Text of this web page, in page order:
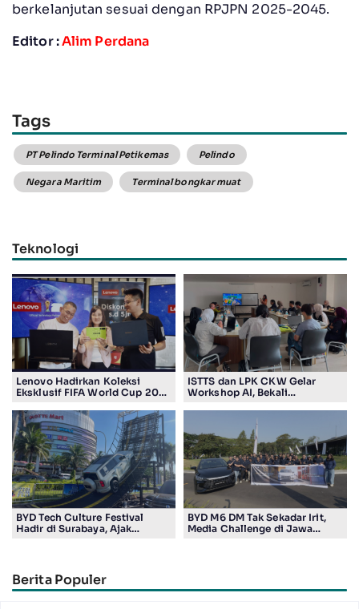
berkelanjutan sesuai dengan RPJPN 2025-2045.
Editor :Alim Perdana
Tags
PT Pelindo Terminal Petikemas Pelindo
Negara Maritim Terminal bongkar muat
Teknologi
Lenovo Hadirkan Koleksi
Eksklusif FIFA World Cup 2026
Penggemar Teknologi dan
Sepak Bola
ISTTS dan LPK CKW Gelar
Workshop AI, Bekali
BYD Tech Culture Festival
Hadir di Surabaya, Ajak
BYD M6 DM Tak Sekadar Irit,
Media Challenge di Jawa
Berita Populer